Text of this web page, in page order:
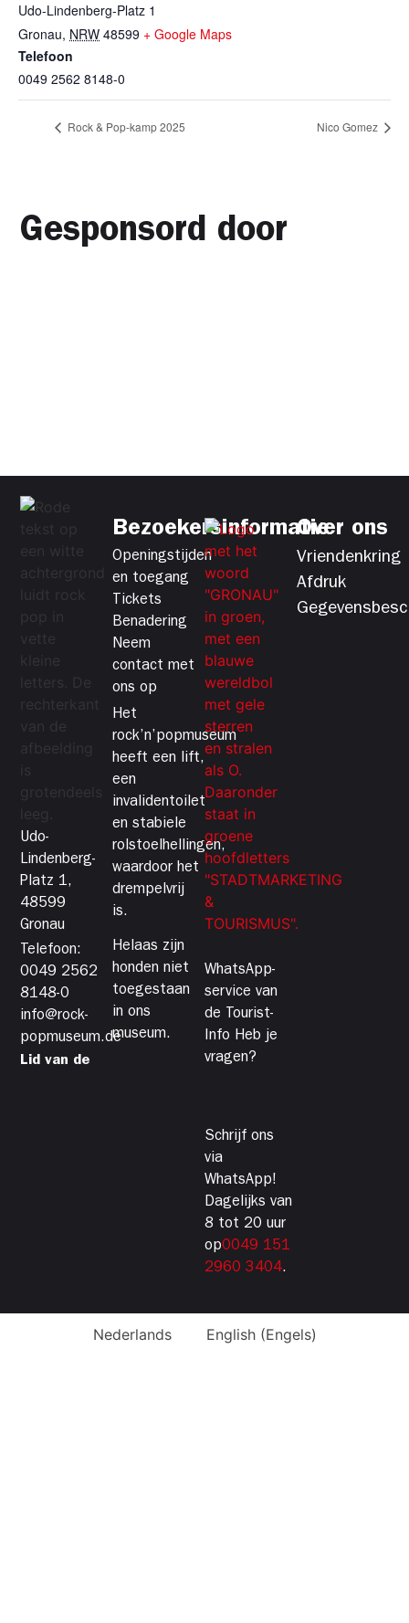
Udo-Lindenberg-Platz 1
Gronau, NRW 48599 + Google Maps
Telefoon
0049 2562 8148-0
Rock & Pop-kamp 2025 Nico Gomez
Gesponsord door
Udo-
Lindenberg-
Platz 1,
48599
Gronau
Telefoon:
0049 2562
8148-0
info@rock-
popmuseum.de
Lid van de
Bezoekersinformatie
Openingstijden
en toegang
Tickets
Benadering
Neem
contact met
ons op
Het
rock’n’popmuseum
heeft een lift,
een
invalidentoilet
en stabiele
rolstoelhellingen,
waardoor het
drempelvrij
is.
Helaas zijn
honden niet
toegestaan
in ons
museum.
WhatsApp-
service van
de Tourist-
Info Heb je
vragen?
Schrijf ons
via
WhatsApp!
Dagelijks van
8 tot 20 uur
op0049 151
2960 3404.
Over ons
Vriendenkring
Afdruk
Nederlands English(Engels)